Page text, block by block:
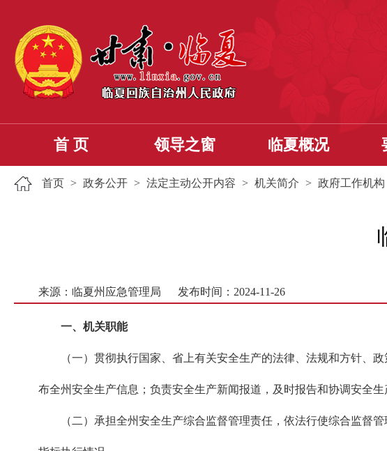
首 页 领导之窗 临夏概况
首页 > 政务公开 > 法定主动公开内容 > 机关简介 > 政府工作机构
来源：临夏州应急管理局 发布时间：2024-11-26
一、机关职能
（一）贯彻执行国家、省上有关安全生产的法律、法规和方针、政
布全州安全生产信息；负责安全生产新闻报道，及时报告和协调安全生
（二）承担全州安全生产综合监督管理责任，依法行使综合监督管